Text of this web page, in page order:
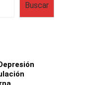
Buscar